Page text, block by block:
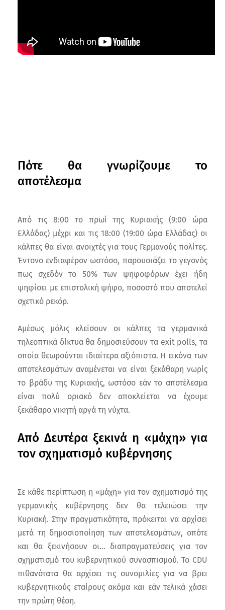
Πότε θα γνωρίζουμε το
αποτέλεσμα
Από τις 8:00 το πρωί της Κυριακής (9:00 ώρα
Ελλάδας) μέχρι και τις 18:00 (19:00 ώρα Ελλάδας) οι
κάλπες θα είναι ανοιχτές για τους Γερμανούς πολίτες.
Έντονο ενδιαφέρον ωστόσο, παρουσιάζει το γεγονός
πως σχεδόν το 50% των ψηφοφόρων έχει ήδη
ψηφίσει με επιστολική ψήφο, ποσοστό που αποτελεί
σχετικό ρεκόρ.
Αμέσως μόλις κλείσουν οι κάλπες τα γερμανικά
τηλεοπτικά δίκτυα θα δημοσιεύσουν τα exit polls, τα
οποία θεωρούνται ιδιαίτερα αξιόπιστα. Η εικόνα των
αποτελεσμάτων αναμένεται να είναι ξεκάθαρη νωρίς
το βράδυ της Κυριακής, ωστόσο εάν το αποτέλεσμα
είναι πολύ οριακό δεν αποκλείεται να έχουμε
ξεκάθαρο νικητή αργά τη νύχτα.
Από Δευτέρα ξεκινά η «μάχη» για
τον σχηματισμό κυβέρνησης
Σε κάθε περίπτωση η «μάχη» για τον σχηματισμό της
γερμανικής κυβέρνησης δεν θα τελειώσει την
Κυριακή. Στην πραγματικότητα, πρόκειται να αρχίσει
μετά τη δημοσιοποίηση των αποτελεσμάτων, οπότε
και θα ξεκινήσουν οι… διαπραγματεύσεις για τον
σχηματισμό του κυβερνητικού συνασπισμού. Το CDU
πιθανότατα θα αρχίσει τις συνομιλίες για να βρει
κυβερνητικούς εταίρους ακόμα και εάν τελικά χάσει
την πρώτη θέση.